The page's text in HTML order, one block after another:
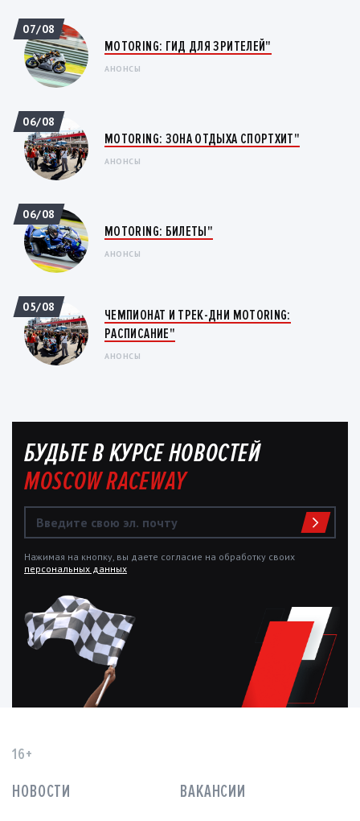
MOTORING: ГИД ДЛЯ ЗРИТЕЛЕЙ"
АНОНСЫ
07/08
MOTORING: ЗОНА ОТДЫХА СПОРТХИТ"
АНОНСЫ
06/08
MOTORING: БИЛЕТЫ"
АНОНСЫ
06/08
ЧЕМПИОНАТ И ТРЕК-ДНИ MOTORING:
РАСПИСАНИЕ"
АНОНСЫ
05/08
БУДЬТЕ В КУРСЕ НОВОСТЕЙ
MOSCOW RACEWAY
Нажимая на кнопку, вы даете согласие на обработку своих
персональных данных
16+
НОВОСТИ
ВАКАНСИИ